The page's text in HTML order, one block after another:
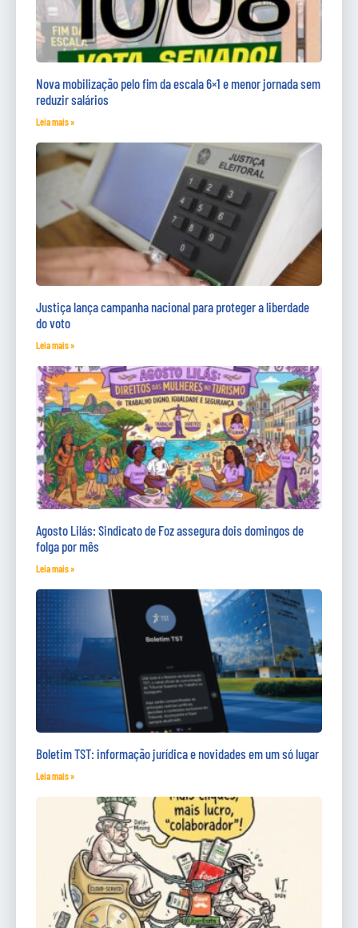
Nova mobilização pelo fim da escala 6×1 e menor jornada sem
reduzir salários
Leia mais »
Justiça lança campanha nacional para proteger a liberdade
do voto
Leia mais »
Agosto Lilás: Sindicato de Foz assegura dois domingos de
folga por mês
Leia mais »
Boletim TST: informação jurídica e novidades em um só lugar
Leia mais »